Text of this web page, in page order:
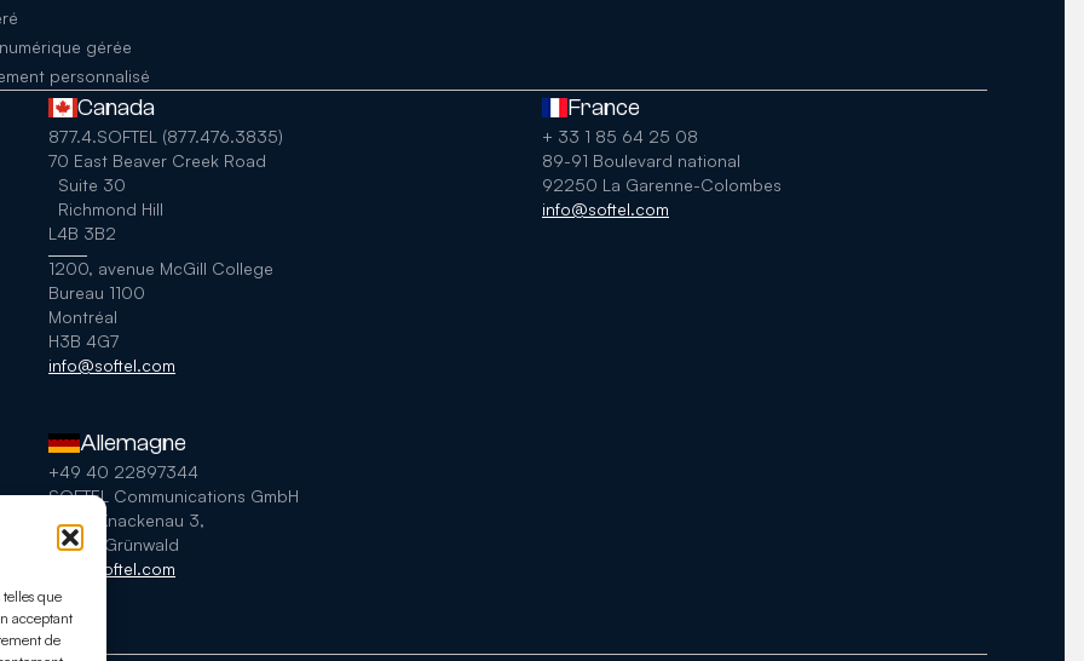
que
acceptant
de
gérée
personnalisé
Canada
877.4.SOFTEL (877.476.3835)
70 East Beaver Creek Road
Suite 30
Richmond Hill
L4B 3B2
1200, avenue McGill College
Bureau 1100
Montréal
H3B 4G7
info@softel.com
France
+ 33 1 85 64 25 08
89-91 Boulevard national
92250 La Garenne-Colombes
info@softel.com
Allemagne
+49 40 22897344
SOFTEL Communications GmbH
In der Knackenau 3,
82031 Grünwald
info@softel.com